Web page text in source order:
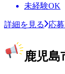
未経験OK
詳細を見る 応
鹿児島